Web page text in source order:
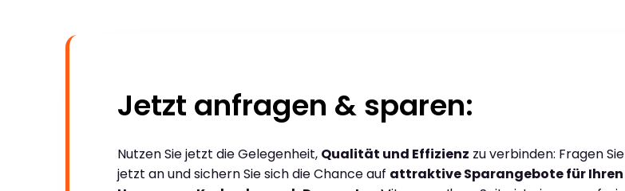
Jetzt anfragen & sparen:
Nutzen Sie jetzt die Gelegenheit, Qualität und Effizienz zu verbinden: Fragen Sie
jetzt an und sichern Sie sich die Chance auf attraktive Sparangebote für Ihren